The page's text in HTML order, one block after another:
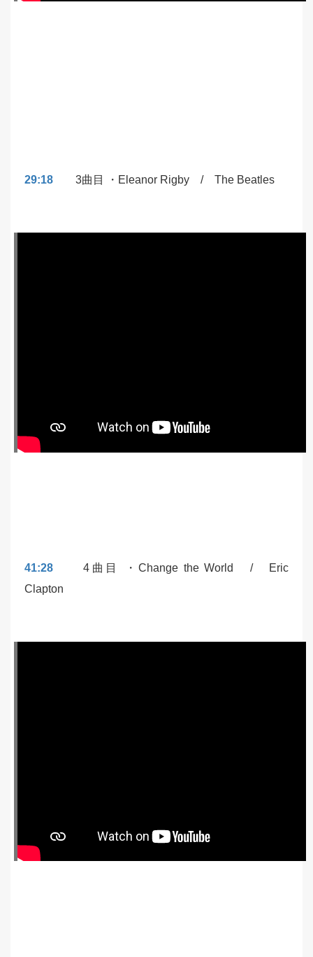
29:18 3曲目 ・Eleanor Rigby / The Beatles
41:28 4曲目 ・Change the World / Eric
Clapton